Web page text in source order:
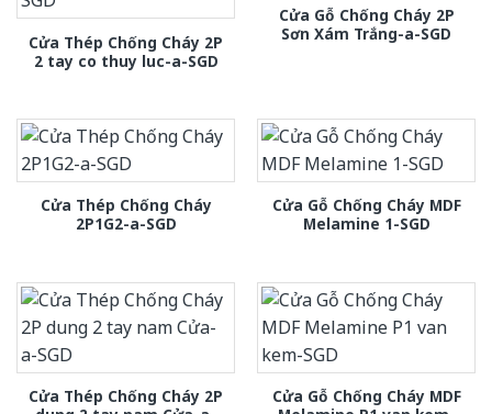
Cửa Thép Chống Cháy 2P
2 tay co thuy luc-a-SGD
Cửa Gỗ Chống Cháy 2P
Sơn Xám Trắng-a-SGD
Cửa Thép Chống Cháy
2P1G2-a-SGD
Cửa Gỗ Chống Cháy MDF
Melamine 1-SGD
Cửa Thép Chống Cháy 2P
Cửa Gỗ Chống Cháy MDF